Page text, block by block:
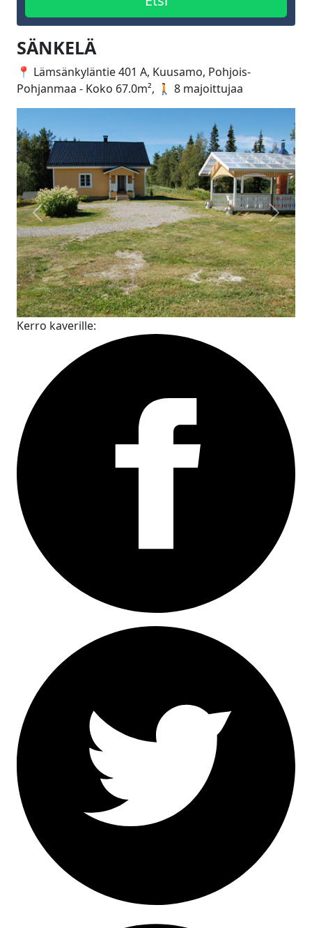
SÄNKELÄ
📍 Lämsänkyläntie 401 A, Kuusamo, Pohjois-
Pohjanmaa - Koko 67.0m², 🚶 8 majoittujaa
Edellinen
Kerro kaverille: